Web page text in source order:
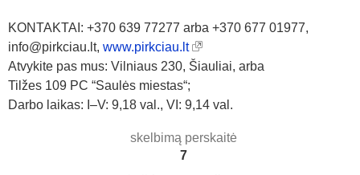
KONTAKTAI: +370 639 77277 arba +370 677 01977,
info@pirkciau.lt, www.pirkciau.lt
Atvykite pas mus: Vilniaus 230, Šiauliai, arba
Tilžes 109 PC “Saulės miestas“;
Darbo laikas: I–V: 9,18 val., VI: 9,14 val.
skelbimą perskaitė
7